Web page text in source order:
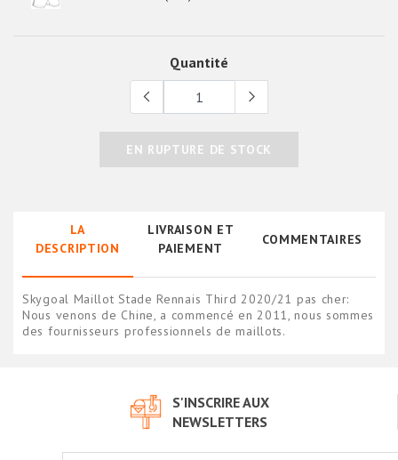
Quantité
EN RUPTURE DE STOCK
LA
DESCRIPTION
LIVRAISON ET
PAIEMENT
COMMENTAIRES
Skygoal Maillot Stade Rennais Third 2020/21 pas cher:
Nous venons de Chine, a commencé en 2011, nous sommes
des fournisseurs professionnels de maillots.
S'INSCRIRE AUX
NEWSLETTERS